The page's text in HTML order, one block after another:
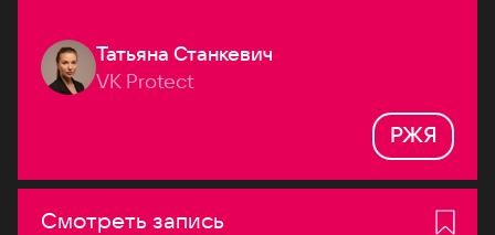
Татьяна Станкевич
VK Protect
РЖЯ
Смотреть запись